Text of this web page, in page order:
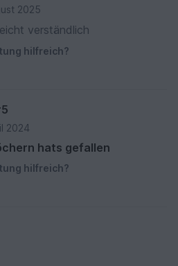
2025
verständlich
hilfreich?
2024
hats gefallen
hilfreich?